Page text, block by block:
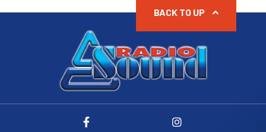
BACK TO UP